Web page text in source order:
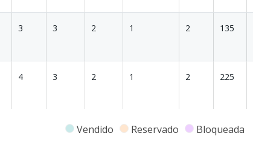
3 3 2 1 2 135
4 3 2 1 2 225
2 1 2 175
Vendido Reservado Bloqueada